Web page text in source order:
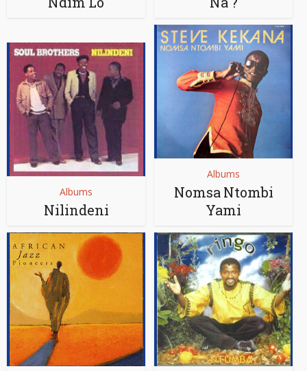
Albums
Nilindeni
Albums
Nomsa Ntombi
Yami